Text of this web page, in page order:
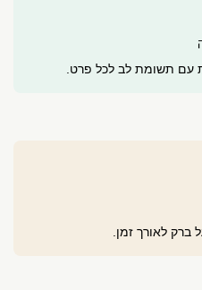
עם תשומת לב לכל פרט.